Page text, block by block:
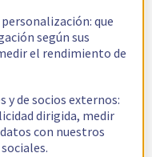
que
según sus
el rendimiento de
y de socios externos:
dirigida, medir
con nuestros